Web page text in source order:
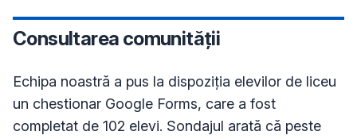
Consultarea comunității
Echipa noastră a pus la dispoziția elevilor de liceu
un chestionar Google Forms, care a fost
completat de 102 elevi. Sondajul arată că peste